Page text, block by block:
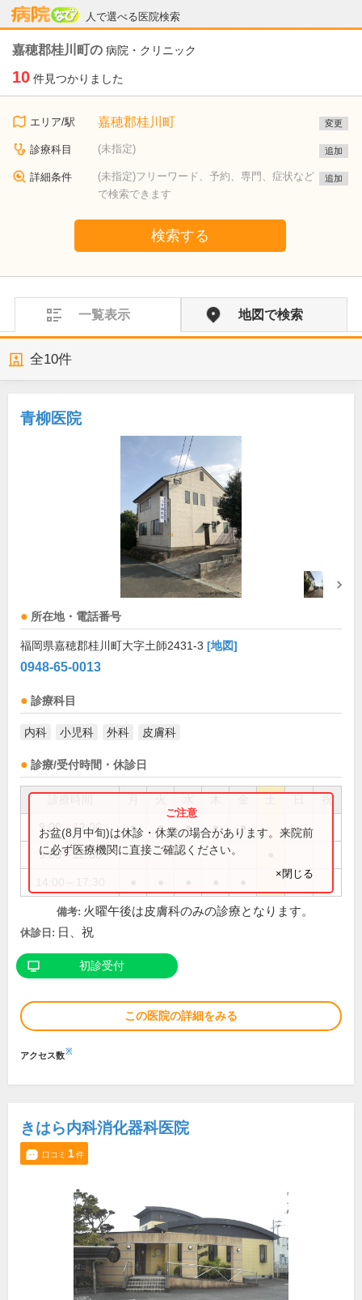
人で選べる医院検索
病院なび
嘉穂郡桂川町の 病院・クリニック
10 件見つかりました
エリア/駅 嘉穂郡桂川町 変更
診療科目 (未指定) 追加
詳細条件
(未指定)フリーワード、予約、専門、症状など
で検索できます
追加
検索する
一覧表示 地図で検索
全10件
青柳医院
所在地・電話番号
福岡県嘉穂郡桂川町大字土師2431-3 [地図]
0948-65-0013
診療科目
内科 小児科 外科 皮膚科
診療/受付時間・休診日
祝
9:00～12:00 ● ● ● ● ●
9:00～12:30
お盆(8月中旬)は休診・休業の場合があります。来院前
に必ず医療機関に直接ご確認ください。
×閉じる
備考: 火曜午後は皮膚科のみの診療となります。
休診日: 日、祝
初診受付
この医院の詳細をみる
アクセス数※
きはら内科消化器科医院
口コミ 1件